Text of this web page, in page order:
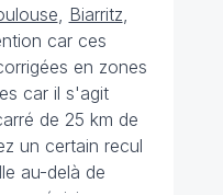
, Biarritz,
car ces
en zones
car il s'agit
de 25 km de
un certain recul
au-delà de